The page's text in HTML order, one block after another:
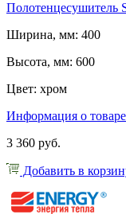
Полотенцесушитель
Ширина, мм: 400
Высота, мм: 600
Цвет: хром
Информация о
3 360 руб.
Добавить в